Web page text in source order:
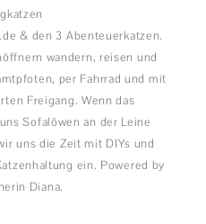
& den 3 Abenteuerkatzen.
wandern, reisen und
per Fahrrad und mit
Freigang. Wenn das
Sofalöwen an der Leine
uns die Zeit mit DIYs und
ein. Powered by
Diana.